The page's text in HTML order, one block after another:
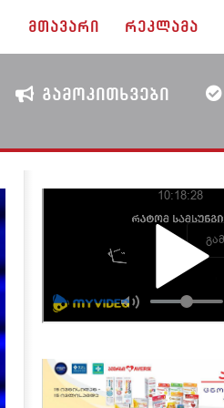
ᲛᲗᲐᲕᲐᲠᲘ ᲠᲔᲙᲚᲐᲛᲐ
ᲒᲐᲛᲝᲙᲘᲗᲮᲕᲔᲑᲘ